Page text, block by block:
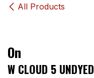
All Products
On
W CLOUD 5 UNDYED